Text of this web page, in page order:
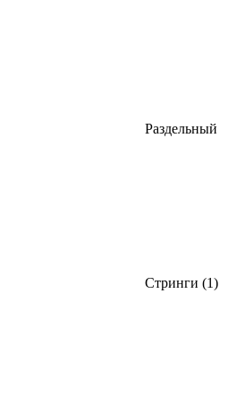
Раздельный
Стринги (1)